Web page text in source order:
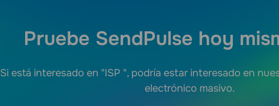
Pruebe SendPulse hoy
Si está interesado en "ISP ", podría estar interesado en
electrónico masivo.